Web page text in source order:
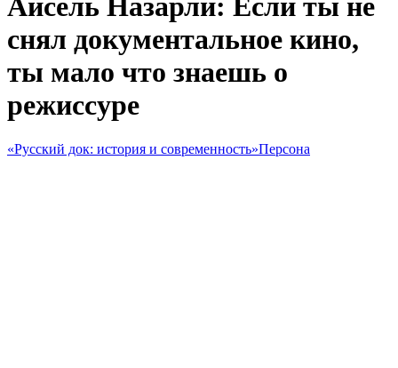
Айсель Назарли: Если ты не
снял документальное кино,
ты мало что знаешь о
режиссуре
«Русский док: история и современность»Персона